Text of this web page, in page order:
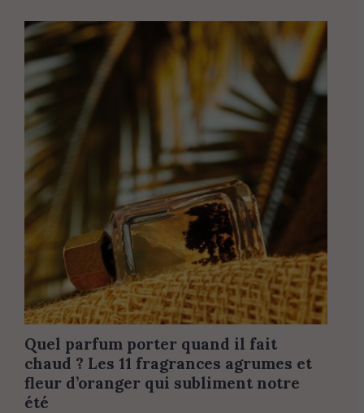
Quel parfum porter quand il fait
chaud ? Les 11 fragrances agrumes et
fleur d’oranger qui subliment notre
été